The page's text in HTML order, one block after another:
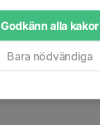
Godkänn alla kakor
Bara nödvändiga